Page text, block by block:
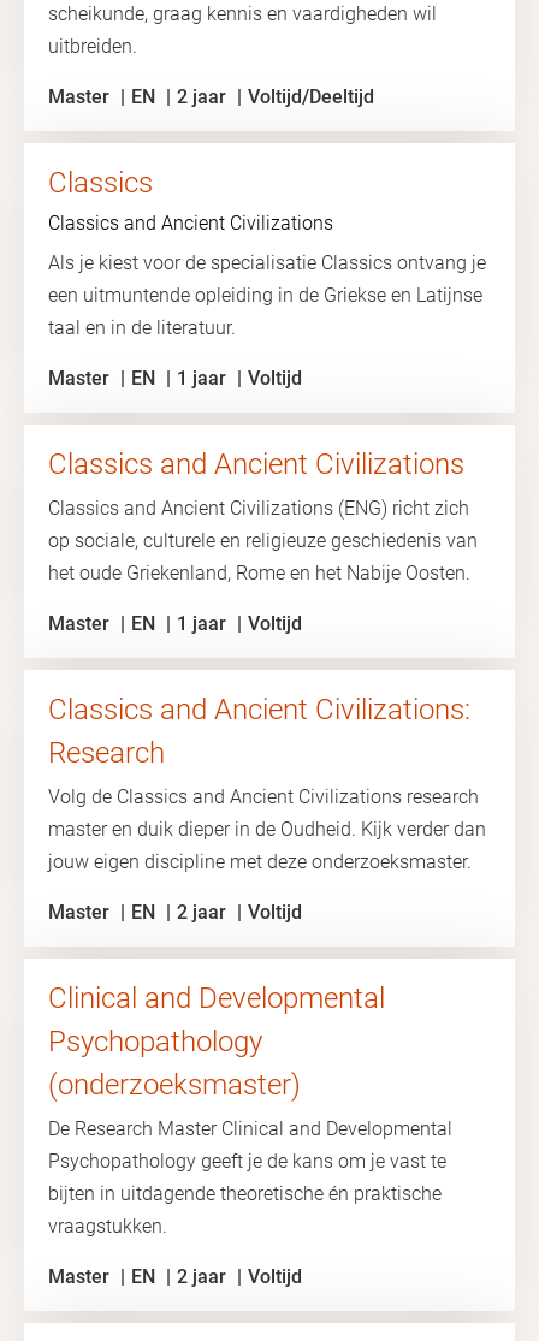
scheikunde, graag kennis en vaardigheden wil
uitbreiden.
Master EN 2 jaar Voltijd/Deeltijd
Classics
Classics and Ancient Civilizations
Als je kiest voor de specialisatie Classics ontvang je
een uitmuntende opleiding in de Griekse en Latijnse
taal en in de literatuur.
Master EN 1 jaar Voltijd
Classics and Ancient Civilizations
Classics and Ancient Civilizations (ENG) richt zich
op sociale, culturele en religieuze geschiedenis van
het oude Griekenland, Rome en het Nabije Oosten.
Master EN 1 jaar Voltijd
Classics and Ancient Civilizations:
Research
Volg de Classics and Ancient Civilizations research
master en duik dieper in de Oudheid. Kijk verder dan
jouw eigen discipline met deze onderzoeksmaster.
Master EN 2 jaar Voltijd
Clinical and Developmental
Psychopathology
(onderzoeksmaster)
De Research Master Clinical and Developmental
Psychopathology geeft je de kans om je vast te
bijten in uitdagende theoretische én praktische
vraagstukken.
Master EN 2 jaar Voltijd